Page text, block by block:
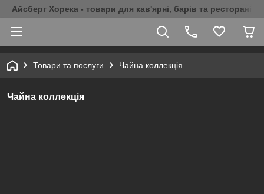
Айсберг Хорека - товари для кав'ярні, барів та ресторанів
Товари та послуги Чайна коллекція
Чайна коллекція